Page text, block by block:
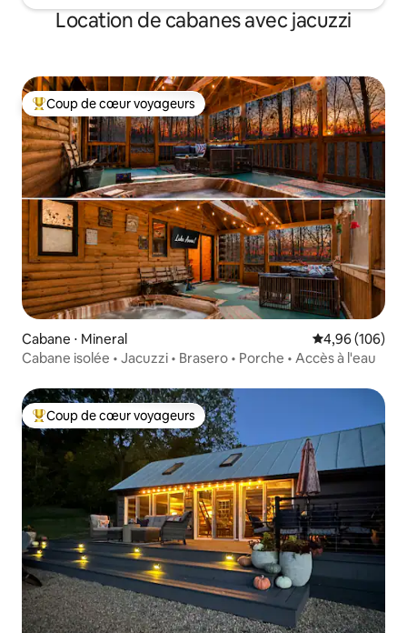
Location de cabanes avec jacuzzi
Coups de cœur voyageurs les plus appréciés
Coup de cœur voyageurs
Cabane ⋅ Mineral Évaluation
4,96 (106)
Cabane isolée • Jacuzzi • Brasero • Porche • Accès à l'eau
Coups de cœur voyageurs les plus appréciés
Coup de cœur voyageurs